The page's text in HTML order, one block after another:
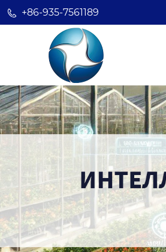
+86-935-7561189